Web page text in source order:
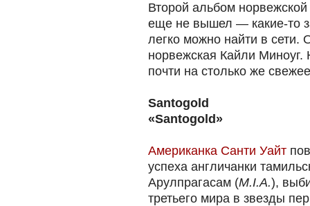
Второй альбом
еще не вышел — какие-то
легко можно найти в сети.
норвежская Кайли
почти на столько же
Santogold
«Santogold»
Американка Санти Уайт
успеха англичанки
Арулпрагасам (M.I.A.),
третьего мира в звезды